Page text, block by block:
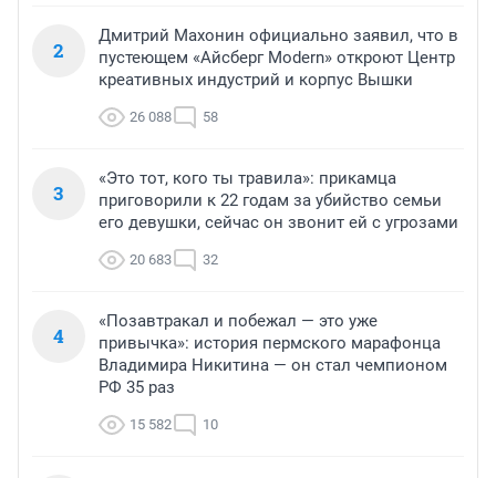
2
Дмитрий Махонин официально заявил, что в
пустеющем «Айсберг Modern» откроют Центр
креативных индустрий и корпус Вышки
26 088 58
3
«Это тот, кого ты травила»: прикамца
приговорили к 22 годам за убийство семьи
его девушки, сейчас он звонит ей с угрозами
20 683 32
4
«Позавтракал и побежал — это уже
привычка»: история пермского марафонца
Владимира Никитина — он стал чемпионом
РФ 35 раз
15 582 10